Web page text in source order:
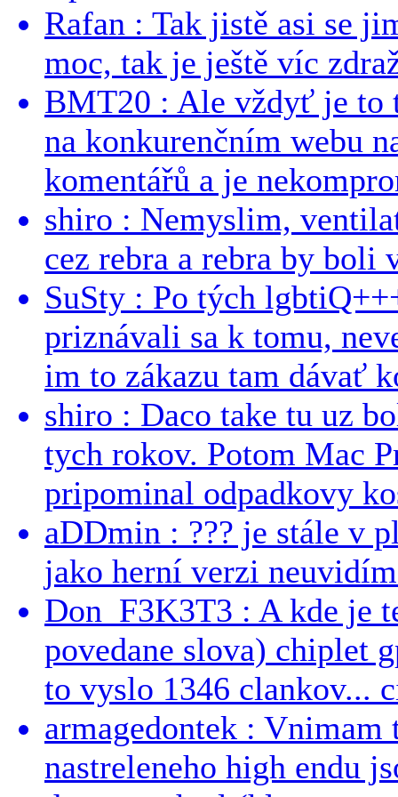
Rafan : Tak jistě asi se
moc, tak je ještě víc
BMT20 : Ale vždyť je to
na konkurenčním webu
komentářů a je
shiro : Nemyslim,
cez rebra a rebra by boli
SuSty : Po tých
priznávali sa k tomu,
im to zákazu tam dávať
shiro : Daco take tu uz
tych rokov. Potom Mac
pripominal odpadkovy
aDDmin : ??? je stále v
jako herní verzi
Don_F3K3T3 : A kde je
povedane slova) chiplet
to vyslo 1346 clankov...
armagedontek : Vnimam
nastreleneho high endu